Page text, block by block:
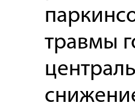
травмы